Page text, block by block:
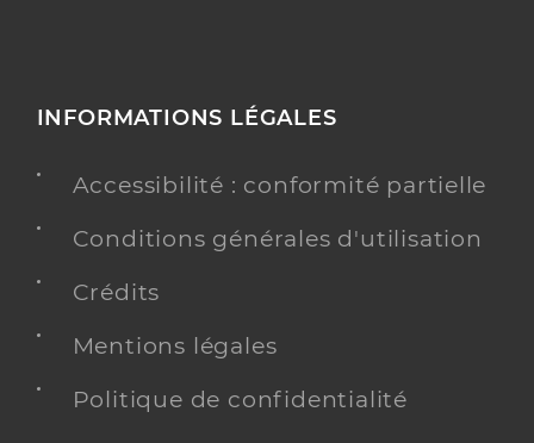
INFORMATIONS LÉGALES
Accessibilité : conformité partielle
Conditions générales d'utilisation
Crédits
Mentions légales
Politique de confidentialité